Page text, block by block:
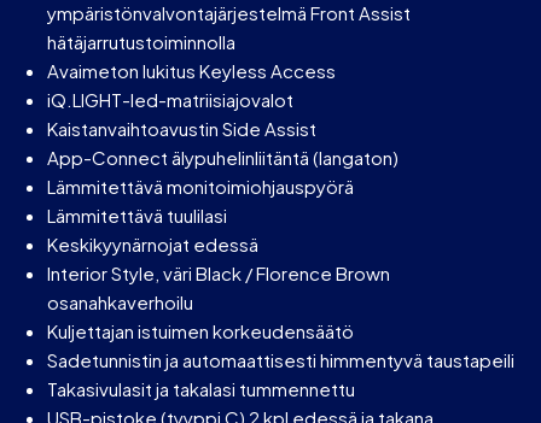
ympäristönvalvontajärjestelmä Front Assist
hätäjarrutustoiminnolla
Avaimeton lukitus Keyless Access
iQ.LIGHT-led-matriisiajovalot
Kaistanvaihtoavustin Side Assist
App-Connect älypuhelinliitäntä (langaton)
Lämmitettävä monitoimiohjauspyörä
Lämmitettävä tuulilasi
Keskikyynärnojat edessä
Interior Style, väri Black / Florence Brown
osanahkaverhoilu
Kuljettajan istuimen korkeudensäätö
Sadetunnistin ja automaattisesti himmentyvä taustapeili
Takasivulasit ja takalasi tummennettu
USB-pistoke (tyyppi C) 2 kpl edessä ja takana